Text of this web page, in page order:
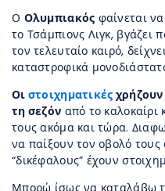
Ο Ολυμπιακός φαίνεται
το Τσάμπιονς Λιγκ, βγάζει
τον τελευταίο καιρό,
καταστροφικά
Οι στοιχηματικές
τη σεζόν από το καλοκαίρι
τους ακόμα και τώρα.
να παίξουν τον οβολό τους
“δικέφαλους” έχουν